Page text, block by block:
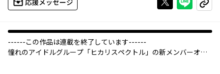
応援メッセージ コピー
------この作品は連載を終了しています------
憧れのアイドルグループ「ヒカリスペクトル」の新メンバーオー